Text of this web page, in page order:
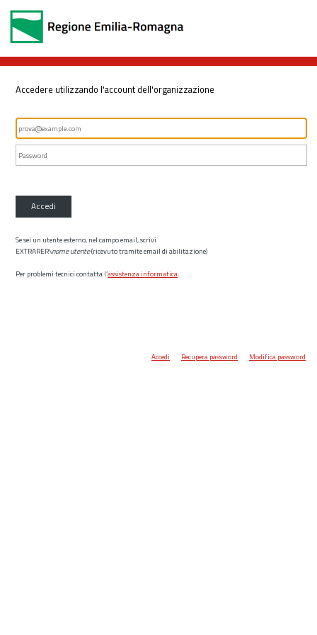
Accedere utilizzando l'account dell'organizzazione
Accedi
Se sei un utente esterno, nel campo email, scrivi
EXTRARER\nome utente(ricevuto tramite email di abilitazione)
Per problemi tecnici contatta l’assistenza informatica.
Accedi Recupera password Modifica password